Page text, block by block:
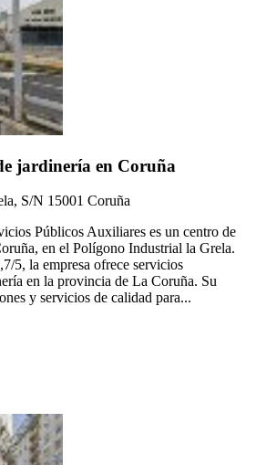
jardinería en Coruña
S/N 15001 Coruña
Públicos Auxiliares es un centro de
en el Polígono Industrial la Grela.
5, la empresa ofrece servicios
en la provincia de La Coruña. Su
y servicios de calidad para...